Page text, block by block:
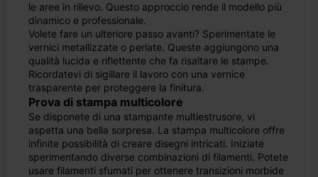
le aree in rilievo. Questo approccio rende il modello più
dinamico e professionale.
Volete fare un ulteriore passo avanti? Sperimentate le
vernici metallizzate o perlate. Queste aggiungono una
qualità lucida e riflettente che fa risaltare le stampe.
Ricordatevi di sigillare il lavoro con una vernice
trasparente per proteggere la finitura.
Prova di stampa multicolore
Se disponete di una stampante multiestrusore, vi
aspetta una bella sorpresa. La stampa multicolore offre
infinite possibilità di creare disegni intricati. Iniziate
sperimentando diverse combinazioni di filamenti. Potete
usare filamenti sfumati per ottenere transizioni morbide